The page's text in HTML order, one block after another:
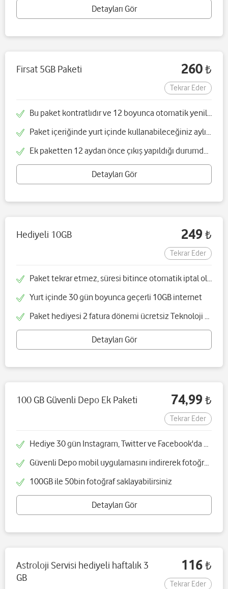
Detayları Gör
Firsat 5GB Paketi 260 ₺
Tekrar Eder
Bu paket kontratlıdır ve 12 boyunca otomatik yenilenir
Paket içeriğinde yurt içinde kullanabileceğiniz aylık 5 GB internet bulunmaktadır
Ek paketten 12 aydan önce çıkış yapıldığı durumda cayma bedeli yansıtılır
Detayları Gör
Hediyeli 10GB 249 ₺
Tekrar Eder
Paket tekrar etmez, süresi bitince otomatik iptal olacaktır
Yurt içinde 30 gün boyunca geçerli 10GB internet
Paket hediyesi 2 fatura dönemi ücretsiz Teknoloji Asistanım paketidir
Detayları Gör
100 GB Güvenli Depo Ek Paketi 74,99 ₺
Tekrar Eder
Hediye 30 gün Instagram, Twitter ve Facebook'da geçerli 1 GB internet
Güvenli Depo mobil uygulamasını indirerek fotoğraf, video, rehber ve dosyalarınızı güvenle saklayabilirsiniz
100GB ile 50bin fotoğraf saklayabilirsiniz
Detayları Gör
Astroloji Servisi hediyeli haftalık 3
GB
116 ₺
Tekrar Eder